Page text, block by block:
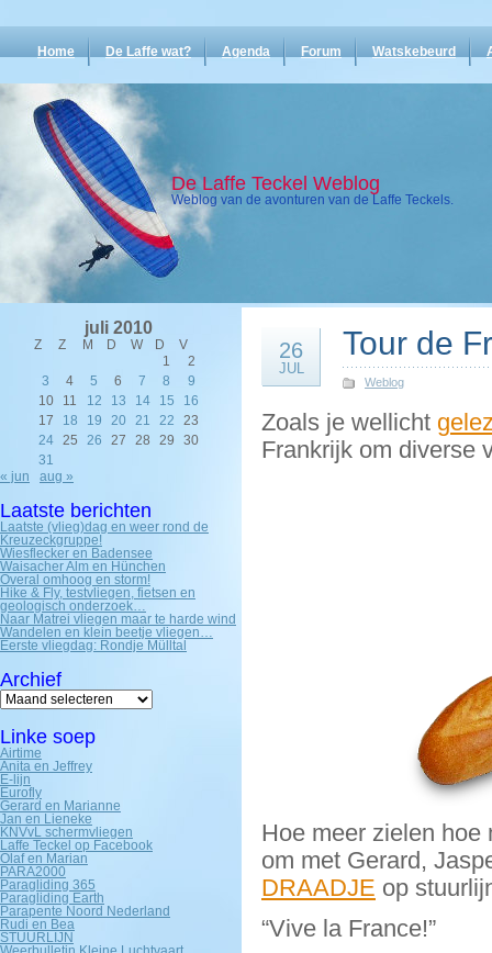
Home De Laffe wat? Agenda Forum Watskebeurd
De Laffe Teckel Weblog
Weblog van de avonturen van de Laffe Teckels.
juli 2010
Z Z M D W D
V
1
2
3
4 5 6 7 8
9
10
11 12 13 14 15
16
17
18 19 20 21 22
23
24
25 26 27 28 29
30
31
« jun
aug »
Laatste berichten
Laatste (vlieg)dag en weer rond de
Kreuzeckgruppe!
Wiesflecker en Badensee
Waisacher Alm en Hünchen
Overal omhoog en storm!
Hike & Fly, testvliegen, fietsen en
geologisch onderzoek…
Naar Matrei vliegen maar te harde wind
Wandelen en klein beetje vliegen…
Eerste vliegdag: Rondje Mülltal
Archief
Archief
Linke soep
Airtime
Anita en Jeffrey
E-lijn
Eurofly
Gerard en Marianne
Jan en Lieneke
KNVvL schermvliegen
Laffe Teckel op Facebook
Olaf en Marian
PARA2000
Paragliding 365
Paragliding Earth
Parapente Noord Nederland
Rudi en Bea
STUURLIJN
26
JUL
Tour de
Weblog
Zoals je wellicht
Frankrijk om diverse
Hoe meer zielen hoe
om met Gerard,
DRAADJE op
“Vive la France!”